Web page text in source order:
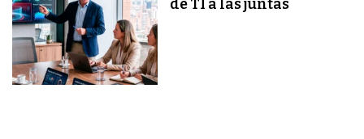
de TI a las juntas